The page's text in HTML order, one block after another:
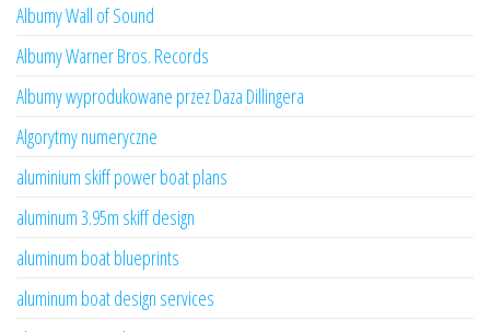
Albumy Wall of Sound
Albumy Warner Bros. Records
Albumy wyprodukowane przez Daza Dillingera
Algorytmy numeryczne
aluminium skiff power boat plans
aluminum 3.95m skiff design
aluminum boat blueprints
aluminum boat design services